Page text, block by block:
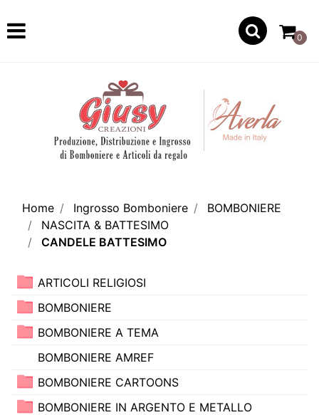
Open
0
Home Ingrosso Bomboniere
BOMBONIERE
NASCITA & BATTESIMO
CANDELE BATTESIMO
ARTICOLI RELIGIOSI
BOMBONIERE
BOMBONIERE A TEMA
BOMBONIERE AMREF
BOMBONIERE CARTOONS
BOMBONIERE IN ARGENTO E METALLO